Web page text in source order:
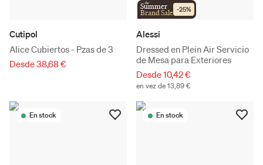
Cutipol
Alice Cubiertos - Pzas de 3
Desde 38,68 €
the
Summer
Brand Sale -25%
Alessi
Dressed en Plein Air Servicio
de Mesa para Exteriores
Desde 10,42 €
en vez de 13,89 €
En stock En stock